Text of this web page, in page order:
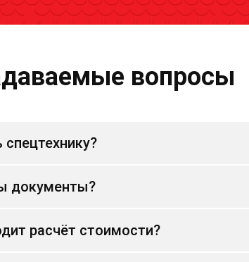
вопросы
спецтехнику?
документы?
расчёт стоимости?